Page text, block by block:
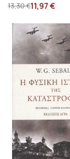
13,30€11,97€